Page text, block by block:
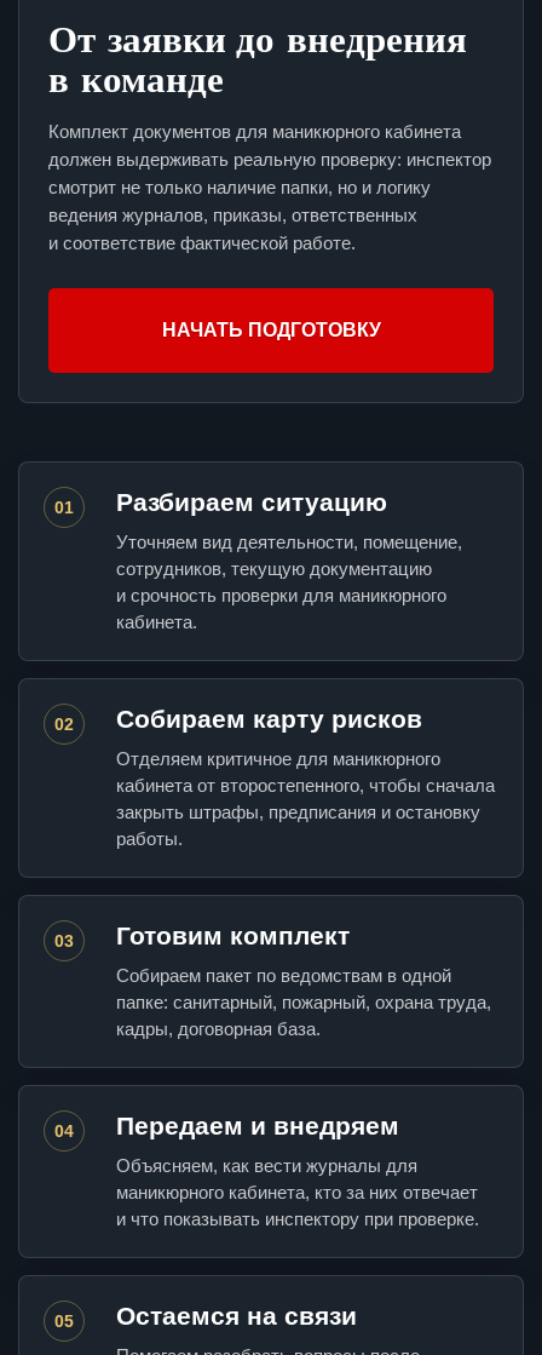
От заявки до внедрения
в команде
Комплект документов для маникюрного кабинета
должен выдерживать реальную проверку: инспектор
смотрит не только наличие папки, но и логику
ведения журналов, приказы, ответственных
и соответствие фактической работе.
НАЧАТЬ ПОДГОТОВКУ
01 Разбираем ситуацию
Уточняем вид деятельности, помещение,
сотрудников, текущую документацию
и срочность проверки для маникюрного
кабинета.
02 Собираем карту рисков
Отделяем критичное для маникюрного
кабинета от второстепенного, чтобы сначала
закрыть штрафы, предписания и остановку
работы.
03 Готовим комплект
Собираем пакет по ведомствам в одной
папке: санитарный, пожарный, охрана труда,
кадры, договорная база.
04 Передаем и внедряем
Объясняем, как вести журналы для
маникюрного кабинета, кто за них отвечает
и что показывать инспектору при проверке.
05 Остаемся на связи